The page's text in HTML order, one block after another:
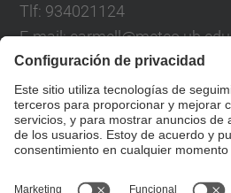
Tlf: 934021124
E-mail: carmell@meteo.ub.edu